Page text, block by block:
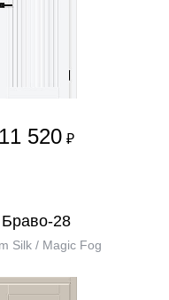
11 520 ₽
Браво-28
Silk / Magic Fog